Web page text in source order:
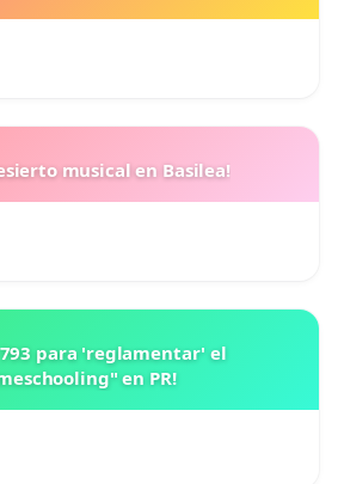
musical en Basilea!
793 para 'reglamentar' el
en PR!